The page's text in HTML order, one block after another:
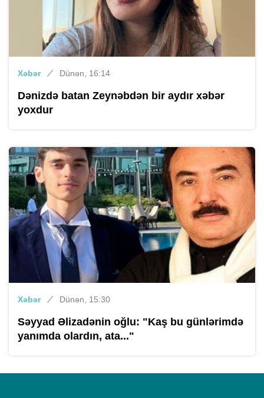
Xəbər Dünən, 16:14
Dənizdə batan Zeynəbdən bir aydır xəbər
yoxdur
Xəbər Dünən, 15:30
Səyyad Əlizadənin oğlu: "Kaş bu günlərimdə
yanımda olardın, ata..."